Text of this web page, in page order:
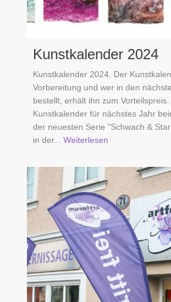
Kunstkalender 2024
Kunstkalender 2024. Der
Vorbereitung und wer in den
bestellt, erhält ihn zum
Kunstkalender für nächstes Jahr
der neuesten Serie "Schwach &
in der... Weiterlesen